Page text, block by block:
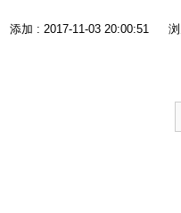
添加 : 2017-11-03 20:00:51